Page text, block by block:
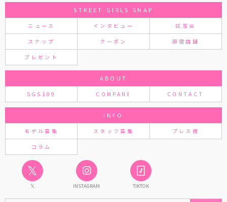
STREET GIRLS SNAP
ニュース インタビュー 試写会
スナップ クーポン 原宿店舗
プレゼント
ABOUT
SGS109 COMPANY CONTACT
INFO
モデル募集 スタッフ募集 プレス様
コラム
𝕏
𝕏 INSTAGRAM TIKTOK